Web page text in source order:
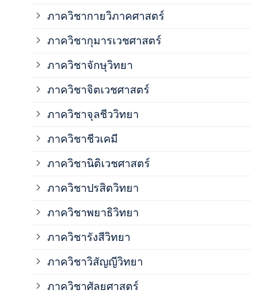
ภาควิชากายวิภาคศาสตร์
ภาควิชากุมารเวชศาสตร์
ภาควิชาจักษุวิทยา
ภาควิชาจิตเวชศาสตร์
ภาควิชาจุลชีววิทยา
ภาควิชาชีวเคมี
ภาควิชานิติเวชศาสตร์
ภาควิชาปรสิตวิทยา
ภาควิชาพยาธิวิทยา
ภาควิชารังสีวิทยา
ภาควิชาวิสัญญีวิทยา
ภาควิชาศัลยศาสตร์